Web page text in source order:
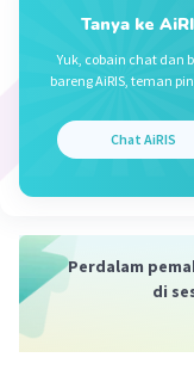
Tanya ke
Yuk, cobain chat dan
bareng AiRIS, teman
Chat AiRIS
Perdalam
di